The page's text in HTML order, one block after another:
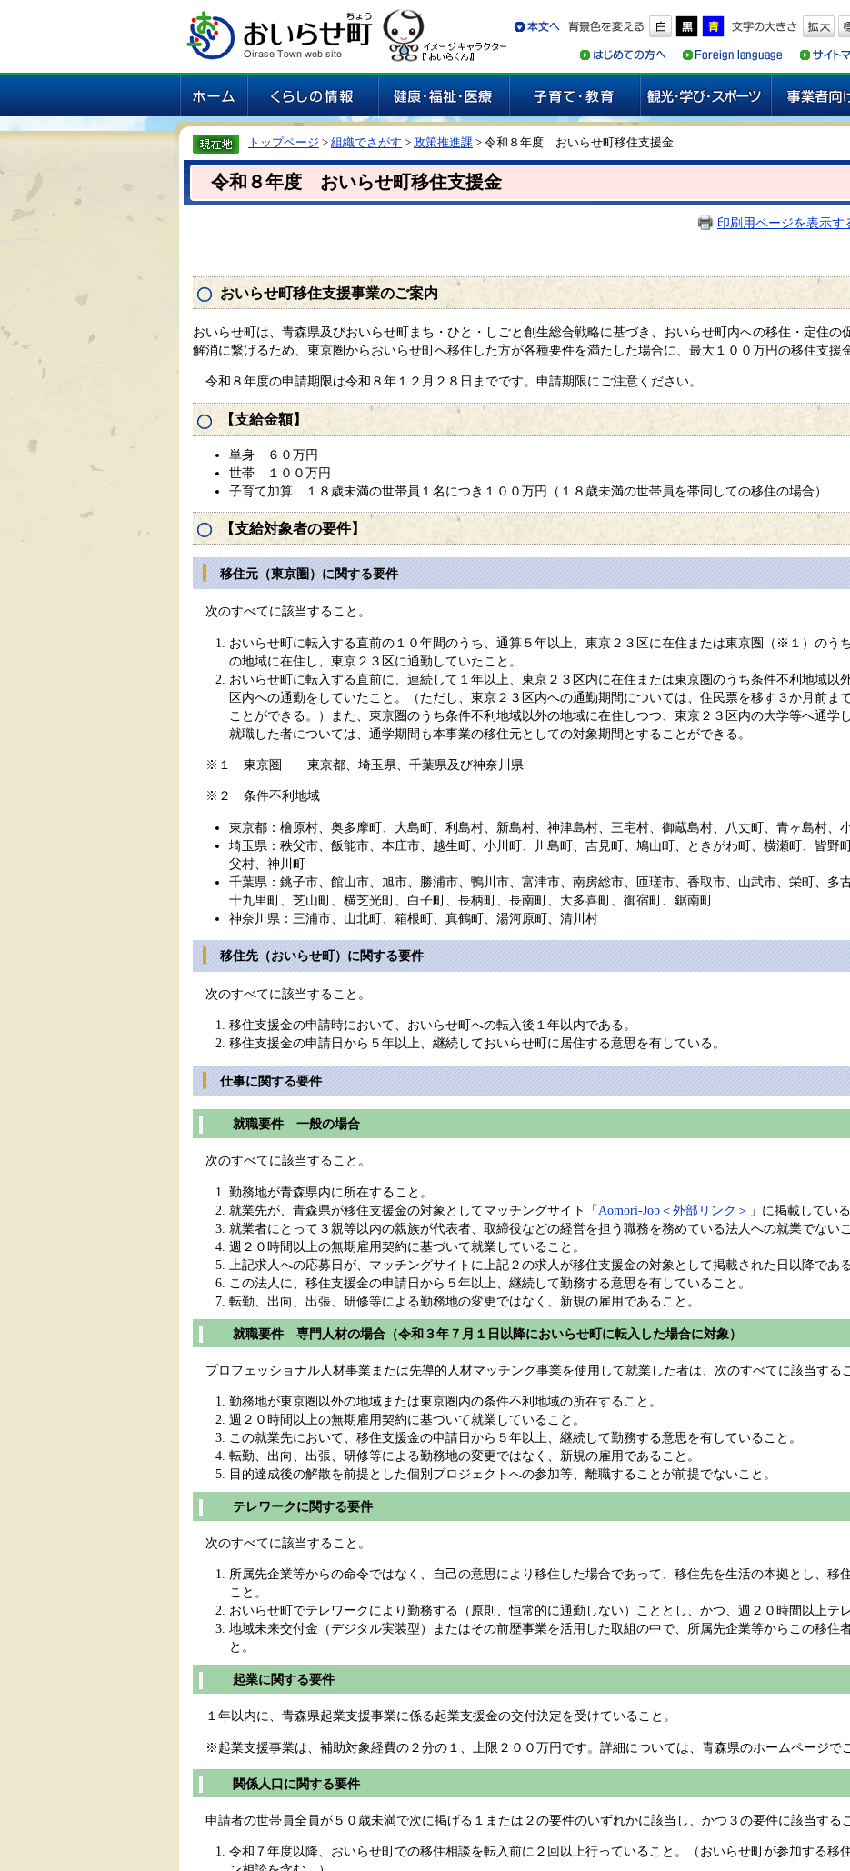
トップページ > 組織でさがす > 政策推進課 > 令和８年度 おいらせ町移住支援金
令和８年度 おいらせ町移住支援金
印刷用ページを表示す
おいらせ町移住支援事業のご案内
おいらせ町は、青森県及びおいらせ町まち・ひと・しごと創生総合戦略に基づき、おいらせ町内への移住・定住の
解消に繋げるため、東京圏からおいらせ町へ移住した方が各種要件を満たした場合に、最大１００万円の移住支援
令和８年度の申請期限は令和８年１２月２８日までです。申請期限にご注意ください。
【支給金額】
単身 ６０万円
世帯 １００万円
子育て加算 １８歳未満の世帯員１名につき１００万円（１８歳未満の世帯員を帯同しての移住の場合）
【支給対象者の要件】
移住元（東京圏）に関する要件
次のすべてに該当すること。
おいらせ町に転入する直前の１０年間のうち、通算５年以上、東京２３区に在住または東京圏（※１）のう
の地域に在住し、東京２３区に通勤していたこと。
おいらせ町に転入する直前に、連続して１年以上、東京２３区内に在住または東京圏のうち条件不利地域以
区内への通勤をしていたこと。（ただし、東京２３区内への通勤期間については、住民票を移す３か月前ま
ことができる。）また、東京圏のうち条件不利地域以外の地域に在住しつつ、東京２３区内の大学等へ通学
就職した者については、通学期間も本事業の移住元としての対象期間とすることができる。
※１ 東京圏 東京都、埼玉県、千葉県及び神奈川県
※２ 条件不利地域
東京都：檜原村、奥多摩町、大島町、利島村、新島村、神津島村、三宅村、御蔵島村、八丈町、青ヶ島村、
埼玉県：秩父市、飯能市、本庄市、越生町、小川町、川島町、吉見町、鳩山町、ときがわ町、横瀬町、皆野
父村、神川町
千葉県：銚子市、館山市、旭市、勝浦市、鴨川市、富津市、南房総市、匝瑳市、香取市、山武市、栄町、多
十九里町、芝山町、横芝光町、白子町、長柄町、長南町、大多喜町、御宿町、鋸南町
神奈川県：三浦市、山北町、箱根町、真鶴町、湯河原町、清川村
移住先（おいらせ町）に関する要件
次のすべてに該当すること。
移住支援金の申請時において、おいらせ町への転入後１年以内である。
移住支援金の申請日から５年以上、継続しておいらせ町に居住する意思を有している。
仕事に関する要件
就職要件 一般の場合
次のすべてに該当すること。
勤務地が青森県内に所在すること。
就業先が、青森県が移住支援金の対象としてマッチングサイト「Aomori-Job＜外部リンク＞ 」に掲載してい
就業者にとって３親等以内の親族が代表者、取締役などの経営を担う職務を務めている法人への就業でないこ
週２０時間以上の無期雇用契約に基づいて就業していること。
上記求人への応募日が、マッチングサイトに上記２の求人が移住支援金の対象として掲載された日以降である
この法人に、移住支援金の申請日から５年以上、継続して勤務する意思を有していること。
転勤、出向、出張、研修等による勤務地の変更ではなく、新規の雇用であること。
就職要件 専門人材の場合（令和３年７月１日以降においらせ町に転入した場合に対象）
プロフェッショナル人材事業または先導的人材マッチング事業を使用して就業した者は、次のすべてに該当するこ
勤務地が東京圏以外の地域または東京圏内の条件不利地域の所在すること。
週２０時間以上の無期雇用契約に基づいて就業していること。
この就業先において、移住支援金の申請日から５年以上、継続して勤務する意思を有していること。
転勤、出向、出張、研修等による勤務地の変更ではなく、新規の雇用であること。
目的達成後の解散を前提とした個別プロジェクトへの参加等、離職することが前提でないこと。
テレワークに関する要件
次のすべてに該当すること。
所属先企業等からの命令ではなく、自己の意思により移住した場合であって、移住先を生活の本拠とし、移
こと。
おいらせ町でテレワークにより勤務する（原則、恒常的に通勤しない）こととし、かつ、週２０時間以上テ
地域未来交付金（デジタル実装型）またはその前歴事業を活用した取組の中で、所属先企業等からこの移住
と。
起業に関する要件
１年以内に、青森県起業支援事業に係る起業支援金の交付決定を受けていること。
※起業支援事業は、補助対象経費の２分の１、上限２００万円です。詳細については、青森県のホームページで
関係人口に関する要件
申請者の世帯員全員が５０歳未満で次に掲げる１または２の要件のいずれかに該当し、かつ３の要件に該当するこ
令和７年度以降、おいらせ町での移住相談を転入前に２回以上行っていること。（おいらせ町が参加する移